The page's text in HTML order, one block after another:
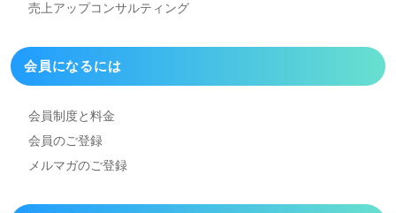
売上アップコンサルティング
会員になるには
会員制度と料金
会員のご登録
メルマガのご登録